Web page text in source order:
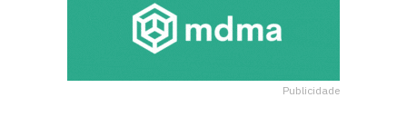
Publicidade